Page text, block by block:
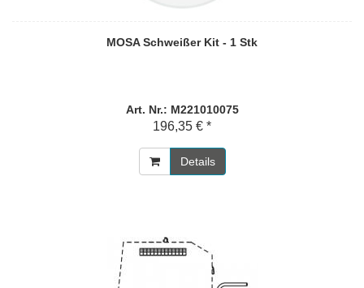
MOSA Schweißer Kit - 1 Stk
Art. Nr.: M221010075
196,35 € *
Details